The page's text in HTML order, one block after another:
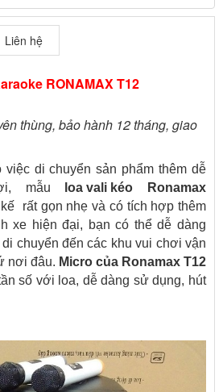
Liên hệ
RONAMAX T12
thùng, bảo hành 12 tháng, giao
việc di chuyển sản phẩm thêm dễ
mẫu
loa vali kéo Ronamax
rất gọn nhẹ và có tích hợp thêm
xe hiện đại, bạn có thể dễ dàng
chuyển đến các khu vui chơi vận
nơi đâu. Micro của Ronamax T12
số với loa, dễ dàng sử dụng, hút